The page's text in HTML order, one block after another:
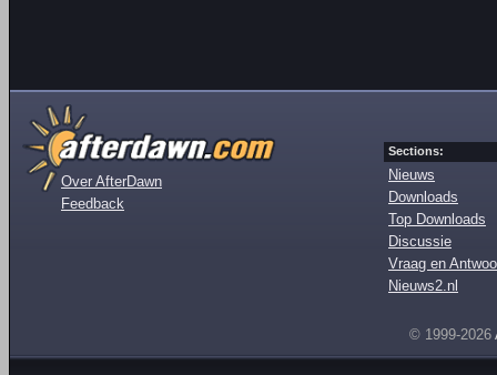
Over AfterDawn
Feedback
Sections:
Nieuws
Downloads
Top Downloads
Discussie
Vraag en
Nieuws2.nl
© 1999-2026